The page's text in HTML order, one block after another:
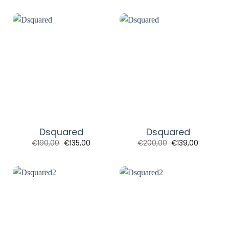
Dsquared
€190,00 Original
price
€135,00Η
Dsquared
€200,00 Original
price
€139,00